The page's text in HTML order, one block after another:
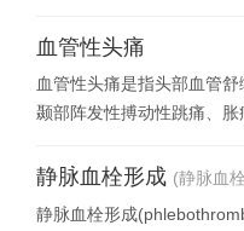
血管性头痛
血管性头痛是指头部血管
颞部阵发性搏动性跳痛、
静脉血栓形成 (静脉血
静脉血栓形成